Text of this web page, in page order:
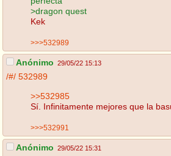
>dragon quest
Kek
>>>532989
Anónimo 29/05/22 15:13
/#/ 532989
>>532985
Sí. Infinitamente mejores que la
>>>532991
Anónimo 29/05/22 15:31